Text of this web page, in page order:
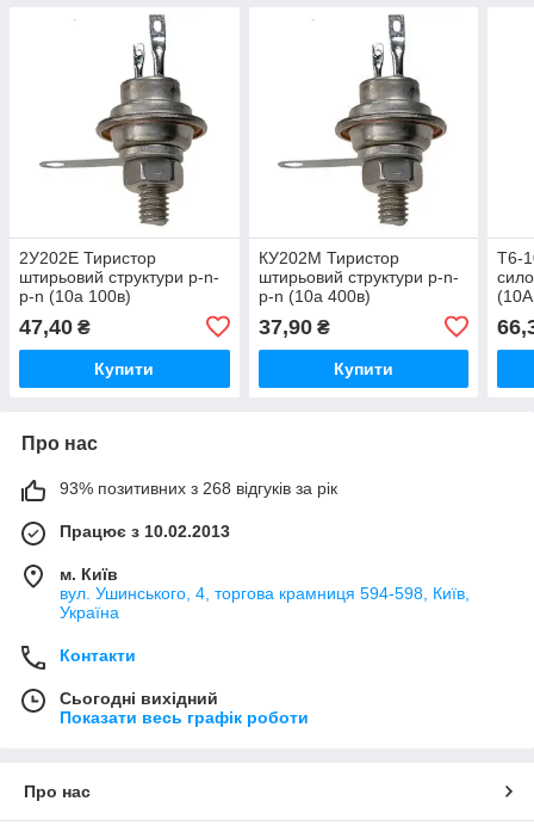
2У202Е Тиристор
штирьовий структури p-n-
p-n (10а 100в)
47,40 ₴
Купити
КУ202М Тиристор
штирьовий структури p-n-
p-n (10а 400в)
37,90₴
Купити
Т6-
Про нас
93% позитивних з 268 відгуків за рік
Працює з 10.02.2013
м. Київ
вул. Ушинського, 4, торгова крамниця 594-598, Київ,
Україна
Контакти
Сьогодні вихідний
Показати весь графік роботи
Про нас